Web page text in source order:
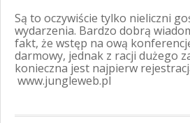
Są to oczywiście tylko nieliczni
wydarzenia. Bardzo dobrą
fakt, że wstęp na ową
darmowy, jednak z racji dużego
konieczna jest najpierw
www.jungleweb.pl